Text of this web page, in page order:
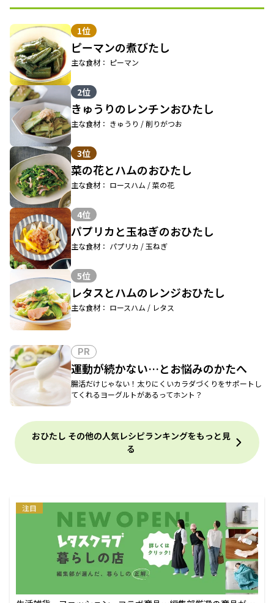
1位
ピーマンの煮びたし
主な食材： ピーマン
2位
きゅうりのレンチンおひたし
主な食材： きゅうり / 削りがつお
3位
菜の花とハムのおひたし
主な食材： ロースハム / 菜の花
4位
パプリカと玉ねぎのおひたし
主な食材： パプリカ / 玉ねぎ
5位
レタスとハムのレンジおひたし
主な食材： ロースハム / レタス
PR
運動が続かない…とお悩みのかたへ
腸活だけじゃない！太りにくいカラダづくりをサポートし
てくれるヨーグルトがあるってホント？
おひたし その他の人気レシピランキングをもっと見
る
注目